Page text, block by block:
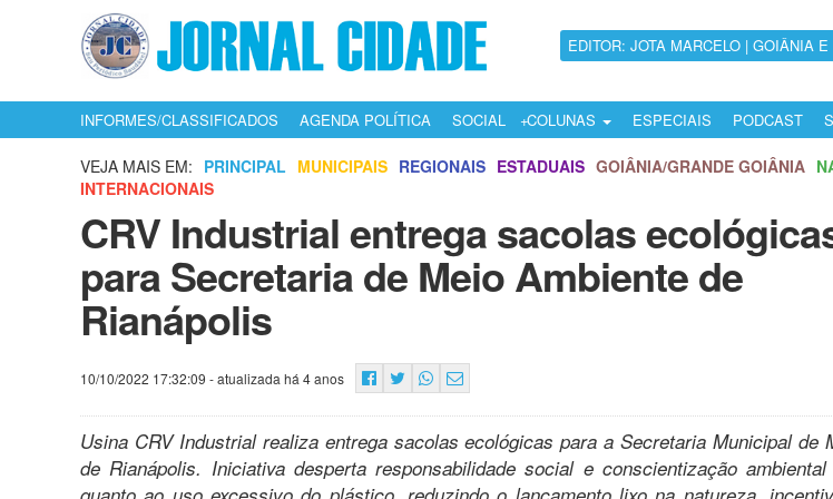
EDITOR: JOTA MARCELO | GOIÂNIA
INFORMES/CLASSIFICADOS AGENDA POLÍTICA SOCIAL COLUNAS ESPECIAIS PODCAST
VEJA MAIS EM: PRINCIPAL MUNICIPAIS REGIONAIS ESTADUAIS GOIÂNIA/GRANDE GOIÂNIA
INTERNACIONAIS
CRV Industrial entrega sacolas
para Secretaria de Meio Ambiente de
Rianápolis
10/10/2022 17:32:09 - atualizada há 4 anos
Usina CRV Industrial realiza entrega sacolas ecológicas para a Secretaria Municipal de
de Rianápolis. Iniciativa desperta responsabilidade social e conscientização